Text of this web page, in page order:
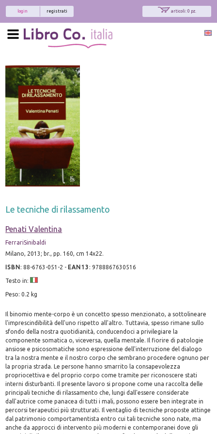
articoli: 0 pz.
registrati
login
Le tecniche di rilassamento
Penati Valentina
FerrariSinibaldi
Milano, 2013; br., pp. 160, cm 14x22.
ISBN:88-6763-051-2 - EAN13 :9788867630516
Testo in:
Peso: 0.2 kg
Il binomio mente-corpo è un concetto spesso menzionato, a sottolineare
l'imprescindibilità dell'uno rispetto all'altro. Tuttavia, spesso rimane sullo
sfondo della nostra quotidianità, conducendoci a privilegiare la
componente somatica o, viceversa, quella mentale. Il fiorire di patologie
ansiose e psicosomatiche sono espressione dell'interruzione del dialogo
tra la nostra mente e il nostro corpo che sembrano procedere ognuno per
la propria strada. Le persone hanno smarrito la consapevolezza
propriocettiva e del proprio corpo come tramite per riconoscere stati
interni disturbanti. Il presente lavoro si propone come una raccolta delle
principali tecniche di rilassamento che, lungi dall'essere considerate
dall'autrice come panacea di tutti i mali, possono essere ben integrate in
percorsi terapeutici più strutturati. Il ventaglio di tecniche proposte attinge
dal patrimonio comportamentista entro cui tali tecniche sono nate, ma
anche da approcci di intervento più moderni e contemporanei dove gli